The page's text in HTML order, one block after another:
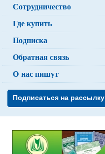
Сотрудничество
Где купить
Подписка
Обратная связь
О нас пишут
Подписаться на рассылку